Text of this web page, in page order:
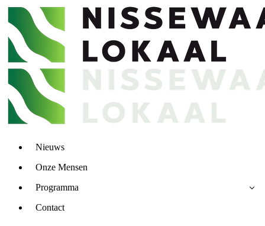
Nieuws
Onze Mensen
Programma
Contact